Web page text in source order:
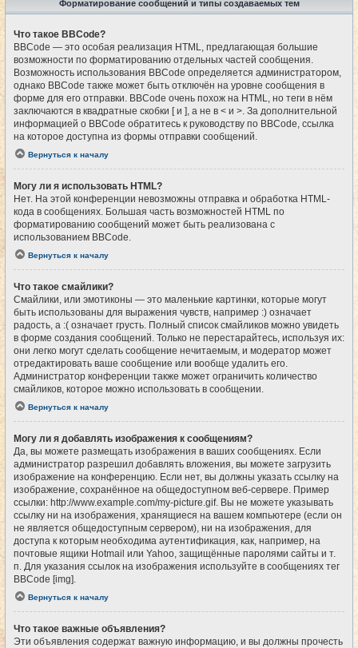
Форматирование сообщений и типы создаваемых тем
Что такое BBCode?
BBCode — это особая реализация HTML, предлагающая большие
возможности по форматированию отдельных частей сообщения.
Возможность использования BBCode определяется администратором,
однако BBCode также может быть отключён на уровне сообщения в
форме для его отправки. BBCode очень похож на HTML, но теги в нём
заключаются в квадратные скобки [ и ], а не в < и >. За дополнительной
информацией о BBCode обратитесь к руководству по BBCode, ссылка
на которое доступна из формы отправки сообщений.
Вернуться к началу
Могу ли я использовать HTML?
Нет. На этой конференции невозможны отправка и обработка HTML-
кода в сообщениях. Большая часть возможностей HTML по
форматированию сообщений может быть реализована с
использованием BBCode.
Вернуться к началу
Что такое смайлики?
Смайлики, или эмотиконы — это маленькие картинки, которые могут
быть использованы для выражения чувств, например :) означает
радость, а :( означает грусть. Полный список смайликов можно увидеть
в форме создания сообщений. Только не перестарайтесь, используя их:
они легко могут сделать сообщение нечитаемым, и модератор может
отредактировать ваше сообщение или вообще удалить его.
Администратор конференции также может ограничить количество
смайликов, которое можно использовать в сообщении.
Вернуться к началу
Могу ли я добавлять изображения к сообщениям?
Да, вы можете размещать изображения в ваших сообщениях. Если
администратор разрешил добавлять вложения, вы можете загрузить
изображение на конференцию. Если нет, вы должны указать ссылку на
изображение, сохранённое на общедоступном веб-сервере. Пример
ссылки: http://www.example.com/my-picture.gif. Вы не можете указывать
ссылку ни на изображения, хранящиеся на вашем компьютере (если он
не является общедоступным сервером), ни на изображения, для
доступа к которым необходима аутентификация, как, например, на
почтовые ящики Hotmail или Yahoo, защищённые паролями сайты и т.
п. Для указания ссылок на изображения используйте в сообщениях тег
BBCode [img].
Вернуться к началу
Что такое важные объявления?
Эти объявления содержат важную информацию, и вы должны прочесть